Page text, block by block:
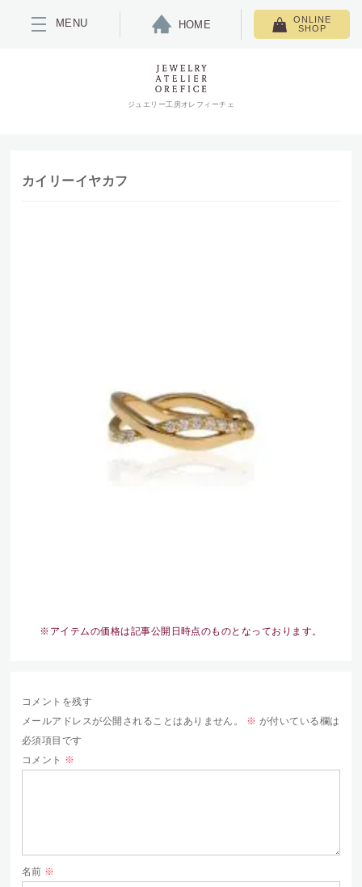
MENU HOME
ONLINE
SHOP
ジュエリー工房オレフィーチェ
カイリーイヤカフ
※アイテムの価格は記事公開日時点のものとなっております。
コメントを残す
メールアドレスが公開されることはありません。
※ が付いている欄は
必須項目です
コメント ※
名前 ※